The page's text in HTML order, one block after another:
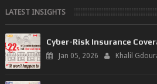
compétences, tous domaine...
LATEST INSIGHTS
Cyber-Risk Insurance
Jan 05, 2026 Khalil